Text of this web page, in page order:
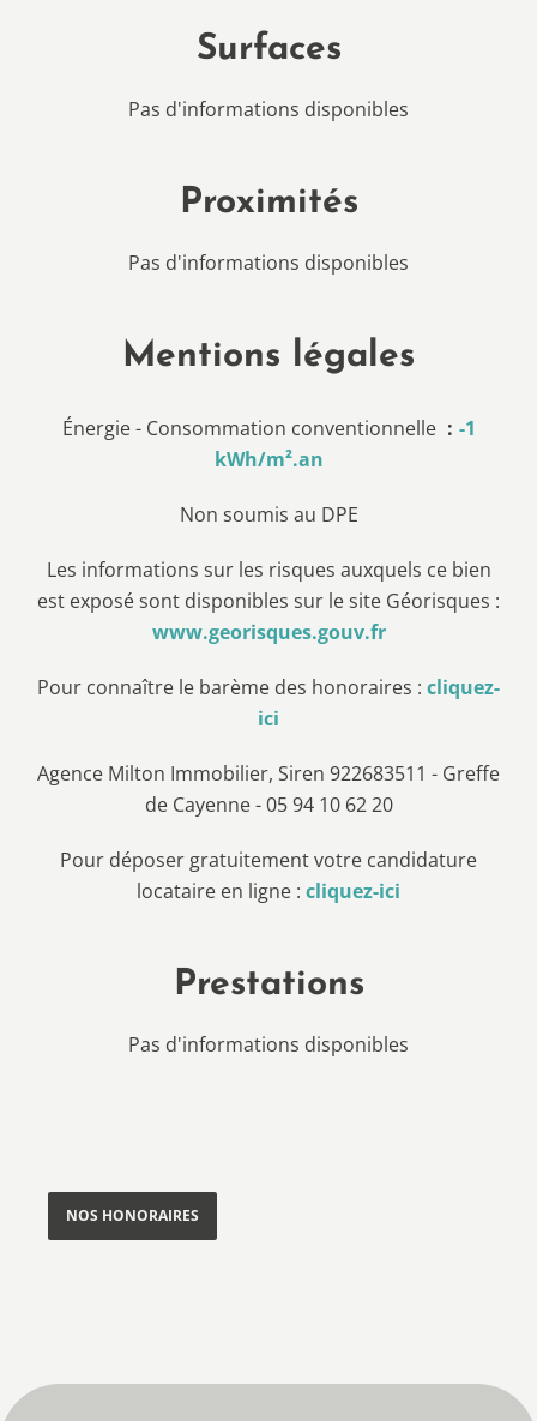
Surfaces
Pas d'informations disponibles
Proximités
Pas d'informations disponibles
Mentions légales
Énergie - Consommation conventionnelle
-1
kWh/m².an
Non soumis au DPE
Les informations sur les risques auxquels ce bien
est exposé sont disponibles sur le site Géorisques :
www.georisques.gouv.fr
Pour connaître le barème des honoraires : cliquez-
ici
Agence Milton Immobilier, Siren 922683511 - Greffe
de Cayenne - 05 94 10 62 20
Pour déposer gratuitement votre candidature
locataire en ligne : cliquez-ici
Prestations
Pas d'informations disponibles
NOS HONORAIRES